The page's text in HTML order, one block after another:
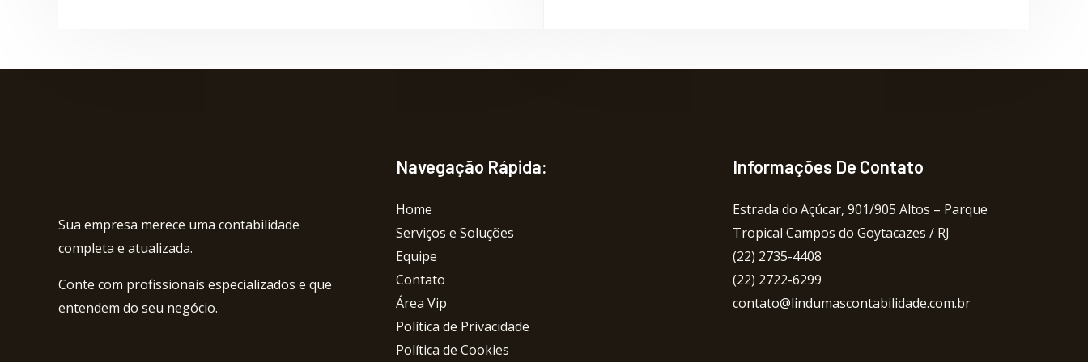
Sua empresa merece uma contabilidade
completa e atualizada.
Conte com profissionais especializados e que
entendem do seu negócio.
Navegação Rápida:
Home
Serviços e Soluções
Equipe
Contato
Área Vip
Política de Privacidade
Política de Cookies
Informações De Contato
Estrada do Açúcar, 901/905 Altos – Parque
Tropical Campos do Goytacazes / RJ
(22) 2735-4408
(22) 2722-6299
contato@lindumascontabilidade.com.br